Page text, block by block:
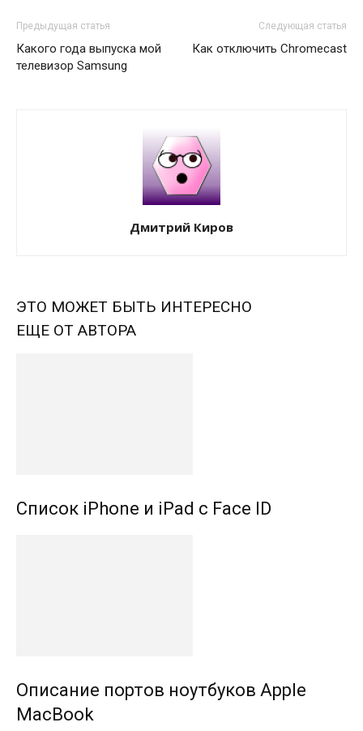
Предыдущая статья
Какого года выпуска мой
телевизор Samsung
Следующая статья
Как отключить Chromecast
Дмитрий Киров
ЭТО МОЖЕТ БЫТЬ ИНТЕРЕСНО
ЕЩЕ ОТ АВТОРА
Список iPhone и iPad с Face ID
Описание портов ноутбуков Apple
MacBook